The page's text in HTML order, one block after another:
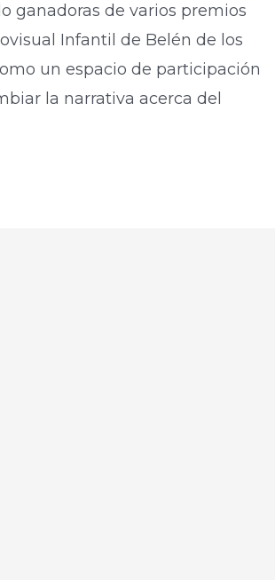
ganadoras de varios premios
Infantil de Belén de los
un espacio de participación
la narrativa acerca del